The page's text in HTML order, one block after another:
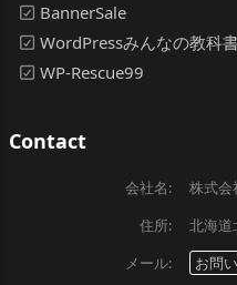
BannerSale
WordPressみんなの教科
WP-Rescue99
Contact
会社名:
株式会
住所:
北海道
メール:
お問